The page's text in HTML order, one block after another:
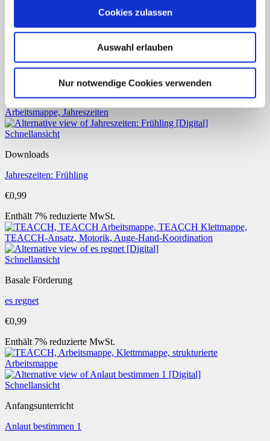
Cookies zulassen
Auswahl erlauben
Nur notwendige Cookies verwenden
Basale Förderung
0,99
Schnellansicht
Downloads
Jahreszeiten: Frühling
€0,99
Enthält 7% reduzierte MwSt.
Schnellansicht
Basale Förderung
es regnet
€0,99
Enthält 7% reduzierte MwSt.
Schnellansicht
Anfangsunterricht
Anlaut bestimmen 1